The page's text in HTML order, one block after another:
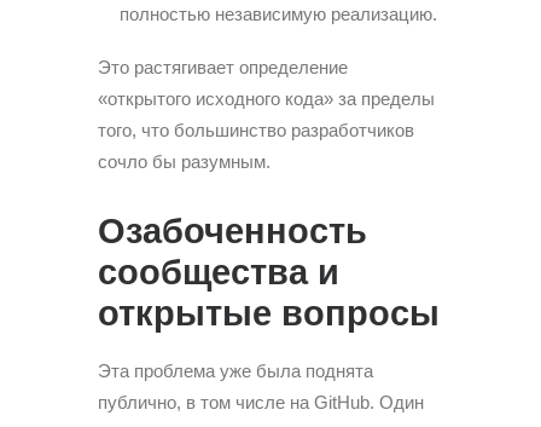
полностью независимую реализацию.
Это растягивает определение
«открытого исходного кода» за пределы
того, что большинство разработчиков
сочло бы разумным.
Озабоченность
сообщества и
открытые вопросы
Эта проблема уже была поднята
публично, в том числе на GitHub. Один